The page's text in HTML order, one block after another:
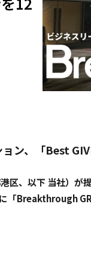
ン、「Best
区、以下 当社）が
「Breakthrough